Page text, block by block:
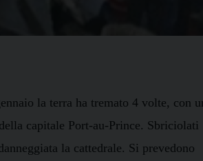
la terra ha tremato 4 volte, con
capitale Port-au-Prince. Sbriciolati
la cattedrale. Si prevedono